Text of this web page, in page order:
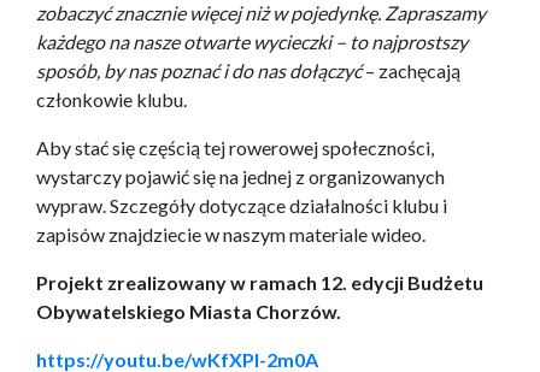
zobaczyć znacznie więcej niż w pojedynkę. Zapraszamy
każdego na nasze otwarte wycieczki – to najprostszy
sposób, by nas poznać i do nas dołączyć– zachęcają
członkowie klubu.
Aby stać się częścią tej rowerowej społeczności,
wystarczy pojawić się na jednej z organizowanych
wypraw. Szczegóły dotyczące działalności klubu i
zapisów znajdziecie w naszym materiale wideo.
Projekt zrealizowany w ramach 12. edycji Budżetu
Obywatelskiego Miasta Chorzów.
https://youtu.be/wKfXPI-2m0A